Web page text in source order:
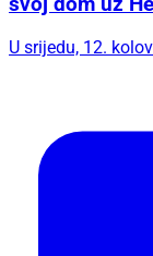
U srijedu, 12.